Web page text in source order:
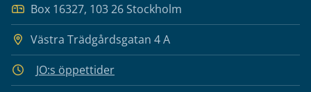
Box 16327, 103 26 Stockholm
Västra Trädgårdsgatan 4 A
JO:s öppettider